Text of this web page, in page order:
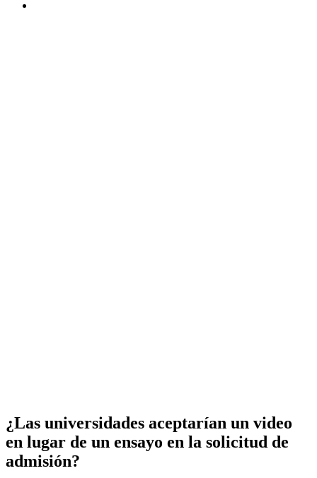
¿Las universidades aceptarían un video
en lugar de un ensayo en la solicitud de
admisión?